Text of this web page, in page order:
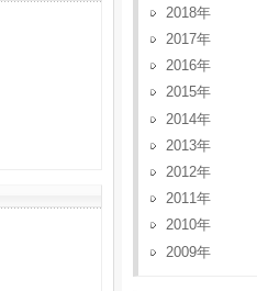
2018
2017
2016
2015
2014
2013
2012
2011
2010
2009